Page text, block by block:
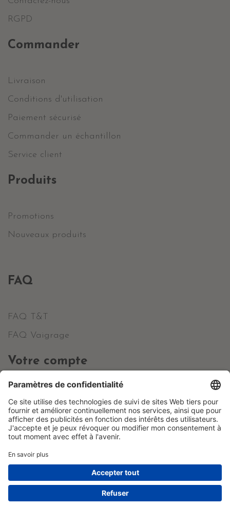
RGPD
Commander
Livraison
Conditions d'utilisation
Paiement sécurisé
Commander un échantillon
Service client
Produits
Promotions
Nouveaux produits
FAQ
FAQ T&T
FAQ Vaigrage
Votre compte
Informations personnelles
Commandes
Avoirs
Adresses